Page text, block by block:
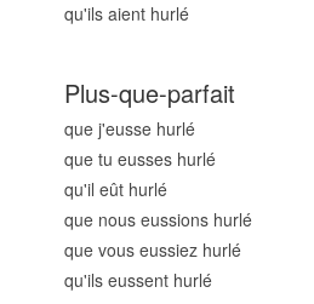
qu'ils aient hurlé
Plus-que-parfait
que j'eusse hurlé
que tu eusses hurlé
qu'il eût hurlé
que nous eussions hurlé
que vous eussiez hurlé
qu'ils eussent hurlé